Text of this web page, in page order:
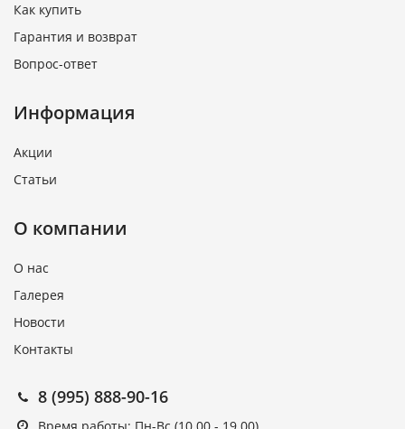
Как купить
Гарантия и возврат
Вопрос-ответ
Информация
Акции
Статьи
О компании
О нас
Галерея
Новости
Контакты
8 (995) 888-90-16